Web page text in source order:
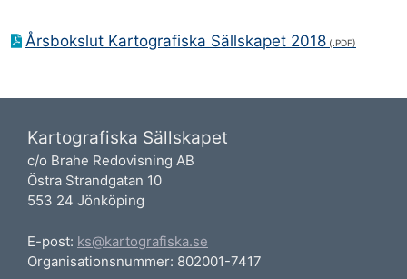
Årsbokslut Kartografiska Sällskapet 2018
Kartografiska Sällskapet
c/o Brahe Redovisning AB
Östra Strandgatan 10
553 24 Jönköping
E-post: ks@kartografiska.se
Organisationsnummer: 802001-7417